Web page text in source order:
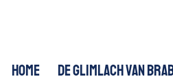
HOME DE GLIMLACH VAN